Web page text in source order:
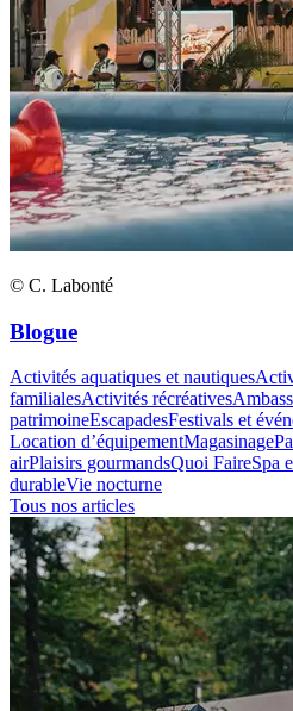
© C. Labonté
Blogue
Activités aquatiques et nautiques
familialesActivités récréatives
patrimoineEscapadesFestivals et
Location d’équipementMagasinage
airPlaisirs gourmandsQuoi FaireSpa
durableVie nocturne
Tous nos articles